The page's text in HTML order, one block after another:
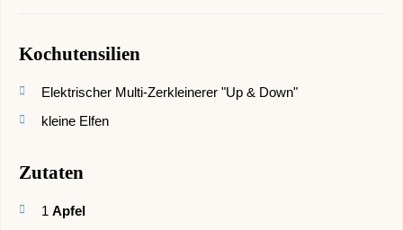
Kochutensilien
Elektrischer Multi-Zerkleinerer "Up & Down"
kleine Elfen
Zutaten
1 Apfel